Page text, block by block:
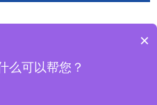
×
么可以帮您？